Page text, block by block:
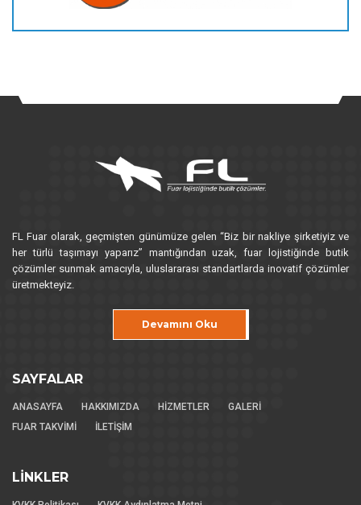
FL Fuar olarak, geçmişten günümüze gelen “Biz bir nakliye şirketiyiz ve
her türlü taşımayı yaparız” mantığından uzak, fuar lojistiğinde butik
çözümler sunmak amacıyla, uluslararası standartlarda inovatif çözümler
üretmekteyiz.
Devamını Oku
SAYFALAR
ANASAYFA HAKKIMIZDA HİZMETLER
GALERİ
FUAR TAKVİMİ
İLETİŞİM
LİNKLER